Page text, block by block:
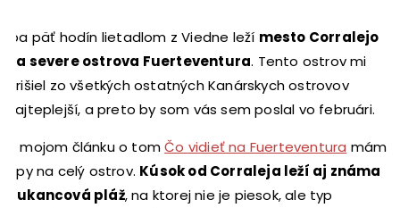
Iba päť hodín lietadlom z Viedne leží mesto Corralejo
na severe ostrova Fuerteventura. Tento ostrov mi
prišiel zo všetkých ostatných Kanárskych ostrovov
najteplejší, a preto by som vás sem poslal vo februári.
V mojom článku o tomČo vidieť na Fuerteventura mám
tipy na celý ostrov. Kúsok od Corraleja leží aj známa
pukancová pláž, na ktorej nie je piesok, ale typ